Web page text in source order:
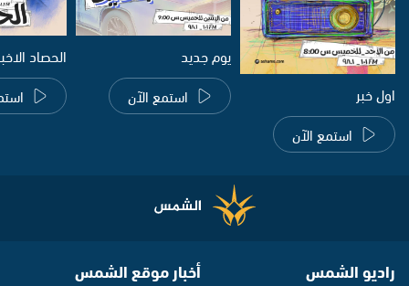
اول خبر
استمع الآن
يوم جديد
استمع الآن
الحصاد
راديو الشمس أخبار موقع الشمس